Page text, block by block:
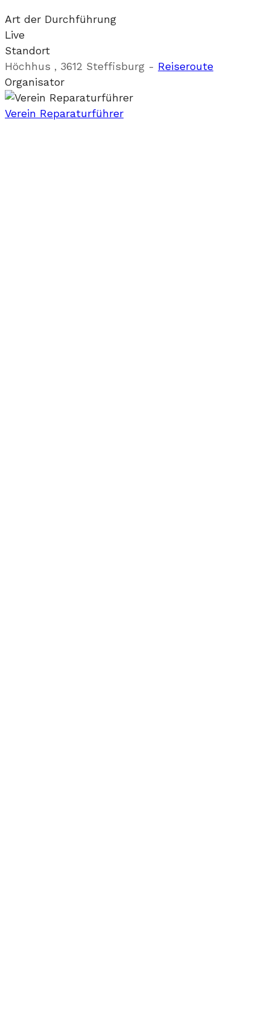
Art der Durchführung
Live
Standort
Höchhus , 3612 Steffisburg - Reiseroute
Organisator
Verein Reparaturführer